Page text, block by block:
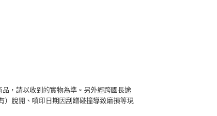
，請以收到的實物為準。另外經跨國長途
）脫開、噴印日期因刮蹭碰撞導致磨損等現